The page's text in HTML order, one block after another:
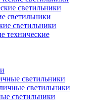
светильники
светильники
светильники
технические
светильники
светильники
светильники